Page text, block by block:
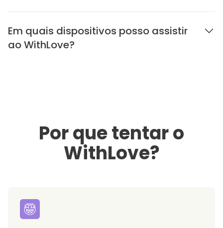
Em quais dispositivos posso assistir
ao WithLove?
Por que tentar o
WithLove?